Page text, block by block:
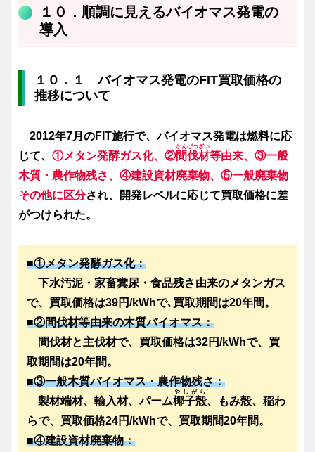
１０．順調に見えるバイオマス発電の
導入
１０．１ バイオマス発電のFIT買取価格の
推移について
2012年7月のFIT施行で、バイオマス発電は燃料に応
じて、 ①メタン発酵ガス化、②間伐材
かんばつざい
等由来、③一般
木質・農作物残さ、④建設資材廃棄物、⑤一般廃棄物
その他に区分され、開発レベルに応じて買取価格に差
がつけられた。
■①メタン発酵ガス化：
下水汚泥・家畜糞尿・食品残さ由来のメタンガス
で、買取価格は39円/kWhで､買取期間は20年間。
■②間伐材等由来の木質バイオマス：
間伐材と主伐材で、買取価格は32円/kWhで、買
取期間は20年間。
■③一般木質バイオマス・農作物残さ：
製材端材、輸入材、パーム椰子殻
やしがら
、もみ殻、稲わ
らで、買取価格24円/kWhで、買取期間20年間。
■④建設資材廃棄物：